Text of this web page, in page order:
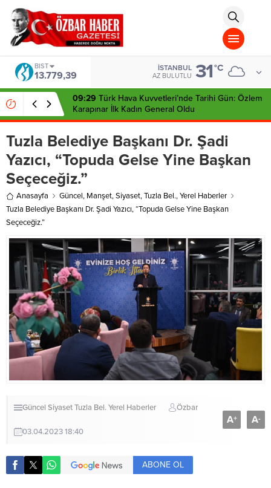
islami
chat
omegla
türk
sohbet
cinsel
sohbet
dini
chat
BIST
13.779,39
İSTANBUL
AZ BULUTLU 31°C
09:29 Türk Hava Kuvvetleri’nde Tarihi Gün: Özlem
Karapınar İlk Kadın General Oldu
Tuzla Belediye Başkanı Dr. Şadi
Yazıcı, “Topuda Gelse Yine Başkan
Seçeceğiz.”
Anasayfa Güncel, Manşet,Siyaset,Tuzla Bel.,Yerel Haberler
Tuzla Belediye Başkanı Dr. Şadi Yazıcı, “Topuda Gelse Yine Başkan
Seçeceğiz.”
Güncel SiyasetTuzla Bel. Yerel Haberler Özbar
03.04.2023 18:40
A+ A-
ABONE OL